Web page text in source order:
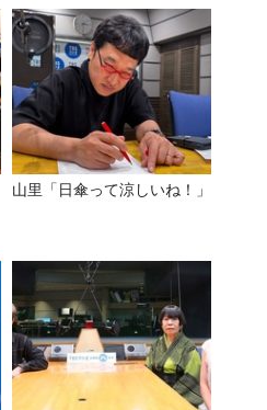
山里「日傘って涼しいね！」